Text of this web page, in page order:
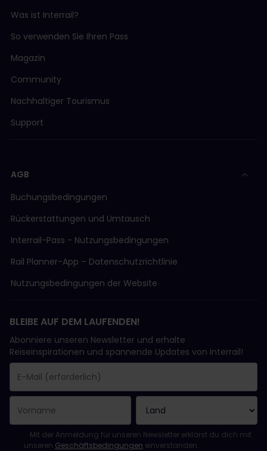
Was ist Interrail?
So verwenden Sie Ihren Pass
Magazin
Community
Nachhaltiger Tourismus
Support
AGB
Buchungsbedingungen
Rückerstattungen und Umtausch
Interrail-Pass - Nutzungsbedingungen
Rail Planner-App – Datenschutzrichtlinie
Nutzungsbedingungen der Website
BLEIBE AUF DEM LAUFENDEN!
Abonniere unseren Newsletter und erhalte
Reiseinspirationen und spannende Updates von Interrail!
Sie haben sich erfolgreich angemeldet.
Das Feld „E-Mail-Adresse“ ist ein Pflichtfeld!
Diese E-Mail-Adresse ist ungültig!
Beim Abonnieren des Newsletters ist ein Fehler aufgetreten.
Du hast diesen Newsletter bereits abonniert!
Bitte stimme den Allgemeinen Geschäftsbedingungen zu, um
Mit der Anmeldung für unseren Newsletter erklärst du dich mit
unseren Geschäftsbedingungen einverstanden.